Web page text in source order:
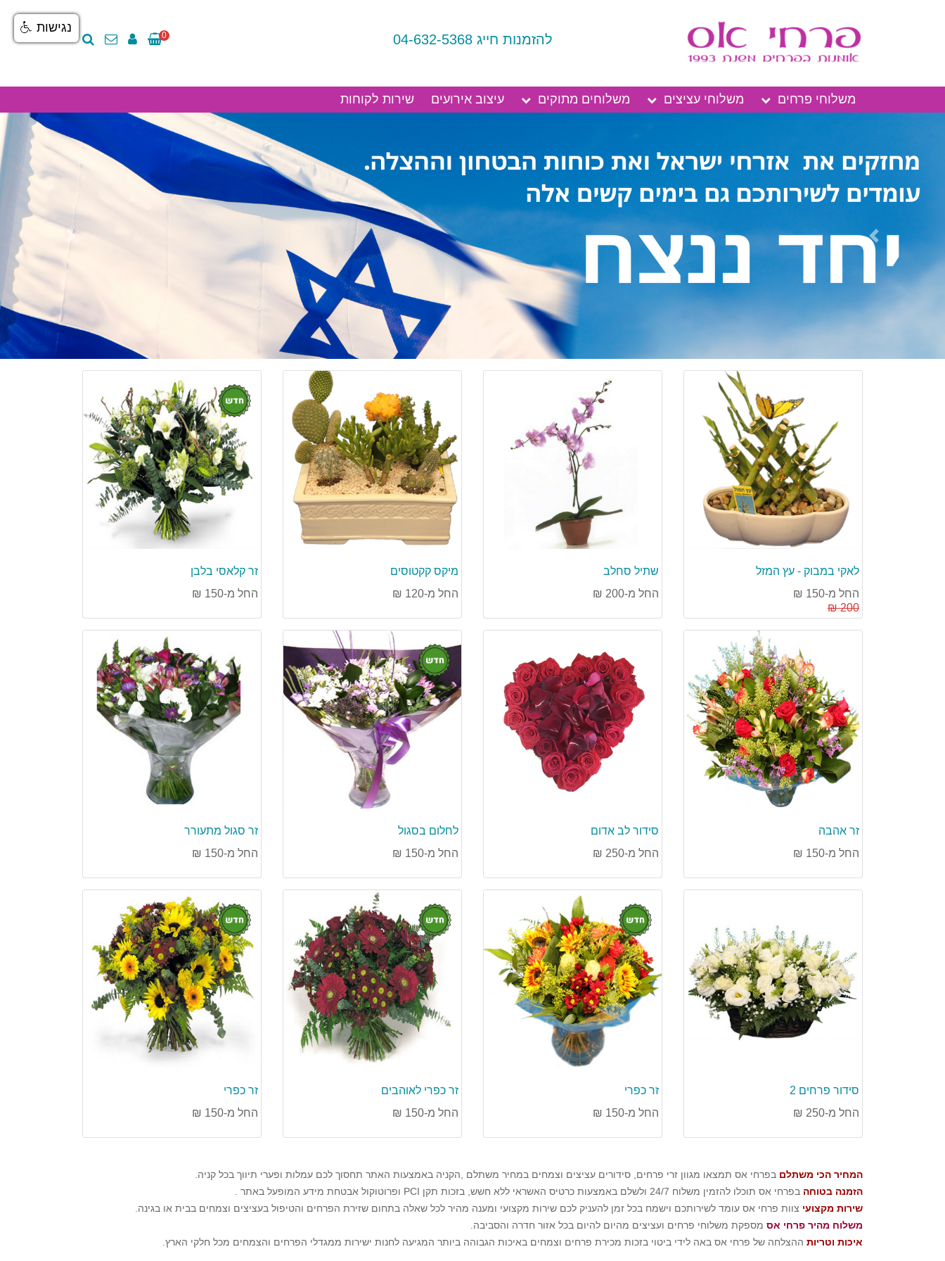
להזמנות חייג 04-632-5368 0
משלוחי פרחים משלוחי עציצים משלוחים מתוקים עיצוב אירועים שירות לקוחות
Previous
Next
לאקי במבוק - עץ המזל
החל מ-150 ₪
200 ₪
שתיל סחלב
החל מ-200 ₪
מיקס קקטוסים
החל מ-120 ₪
חדש
זר קלאסי בלבן
החל מ-150 ₪
זר אהבה
החל מ-150 ₪
סידור לב אדום
החל מ-250 ₪
חדש
לחלום בסגול
החל מ-150 ₪
זר סגול מתעורר
החל מ-150 ₪
סידור פרחים 2
החל מ-250 ₪
חדש
זר כפרי
החל מ-150 ₪
חדש
זר כפרי לאוהבים
החל מ-150 ₪
חדש
זר כפרי
החל מ-150 ₪
המחיר הכי משתלם בפרחי אס תמצאו מגוון זרי פרחים, סידורים עציצים וצמחים במחיר משתלם ,הקניה באמצעות האתר תחסוך לכם עמלות ופערי תיווך בכל קניה.
הזמנה בטוחה בפרחי אס תוכלו להזמין משלוח 24/7 ולשלם באמצעות כרטיס האשראי ללא חשש, בזכות תקן PCI ופרוטוקול אבטחת מידע המופעל באתר .
שירות מקצועי צוות פרחי אס עומד לשירותכם וישמח בכל זמן להעניק לכם שירות מקצועי ומענה מהיר לכל שאלה בתחום שזירת הפרחים והטיפול בעציצים וצמחים בבית או בגינה.
משלוח מהיר פרחי אס מספקת משלוחי פרחים ועציצים מהיום להיום בכל אזור חדרה והסביבה.
איכות וטריות ההצלחה של פרחי אס באה לידי ביטוי בזכות מכירת פרחים וצמחים באיכות הגבוהה ביותר המגיעה לחנות ישירות ממגדלי הפרחים והצמחים מכל חלקי הארץ
נגישות